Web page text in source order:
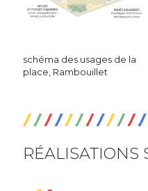
schéma des usages de la
place, Rambouillet
RÉALISATIONS